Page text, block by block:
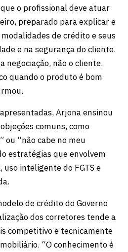
o profissional deve atuar
preparado para explicar e
de crédito e seus
e na segurança do cliente.
negociação, não o cliente.
quando o produto é bom
Arjona ensinou
comuns, como
ou “não cabe no meu
estratégias que envolvem
inteligente do FGTS e
de crédito do Governo
dos corretores tende a
competitivo e tecnicamente
“O conhecimento é